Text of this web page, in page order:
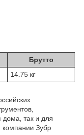
Брутто
14.75 кг
дома, так и для
Зубр